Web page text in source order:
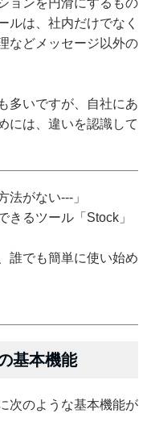
ルは、社内だけでなく
などメッセージ以外の
多いですが、自社にあ
には、違いを認識して
法がない---」
きるツール「Stock」
誰でも簡単に使い始め
基本機能
次のような基本機能が